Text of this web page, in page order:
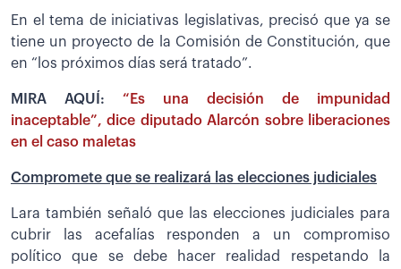
En el tema de iniciativas legislativas, precisó que ya se
tiene un proyecto de la Comisión de Constitución, que
en “los próximos días será tratado”.
MIRA AQUÍ: “Es una decisión de impunidad
inaceptable”, dice diputado Alarcón sobre liberaciones
en el caso maletas
Compromete que se realizará las elecciones judiciales
Lara también señaló que las elecciones judiciales para
cubrir las acefalías responden a un compromiso
político que se debe hacer realidad respetando la